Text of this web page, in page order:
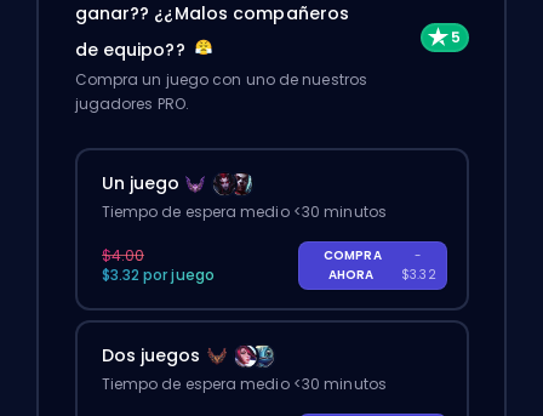
ganar?? ¿¿Malos compañeros
de equipo??
Compra un juego con uno de nuestros
jugadores PRO.
Un juego
Tiempo de espera medio <30 minutos
$4.00
$3.32 por juego
COMPRA
AHORA
-
$3.32
Dos juegos
Tiempo de espera medio <30 minutos